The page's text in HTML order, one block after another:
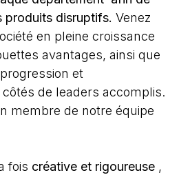
produits disruptifs. Venez
en pleine croissance
avantages, ainsi que
et
de leaders accomplis.
membre de notre équipe
fois créative et rigoureuse ,